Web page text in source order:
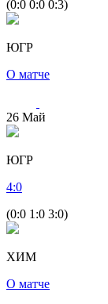
(0:0 0:0 0:3)
ЮГР
О матче
26 Май
ЮГР
4:0
(0:0 1:0 3:0)
ХИМ
О матче